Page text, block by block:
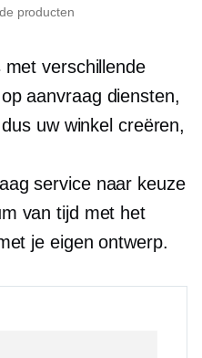
producten
verschillende
aanvraag diensten,
uw winkel creëren,
service naar keuze
van tijd met het
je eigen ontwerp.